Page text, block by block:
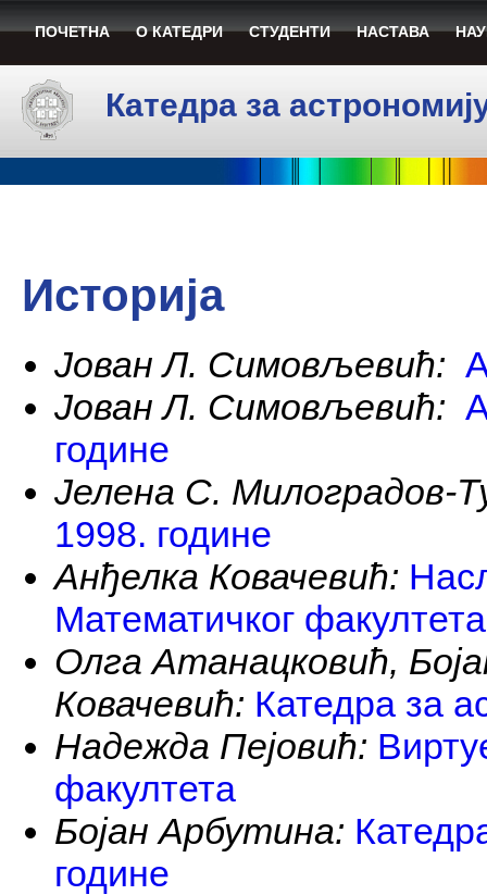
ПОЧЕТНА О КАТЕДРИ СТУДЕНТИ НАСТАВА
Катедра за
Историја
Јован Л. Симовљевић:
Јован Л. Симовљевић:
године
Јелена С. Милоградов-
1998. године
Анђелка Ковачевић:
Математичког факултета
Олга Атанацковић,
Ковачевић: Катедра за
Надежда Пејовић:
факултета
Бојан Арбутина:
године